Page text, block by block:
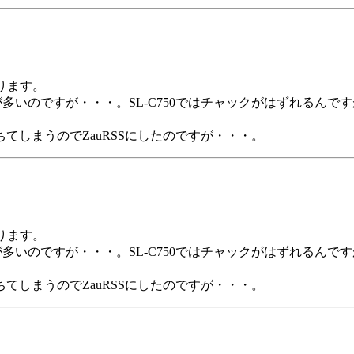
す。
いのですが・・・。SL-C750ではチャックがはずれるんです
しまうのでZauRSSにしたのですが・・・。
す。
いのですが・・・。SL-C750ではチャックがはずれるんです
しまうのでZauRSSにしたのですが・・・。